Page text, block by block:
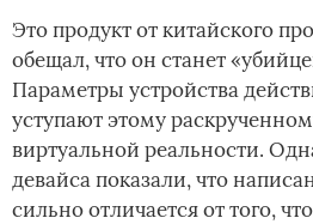
Это продукт от китайского
обещал, что он станет
Параметры устройства
уступают этому
виртуальной реальности.
девайса показали, что
сильно отличается от того,